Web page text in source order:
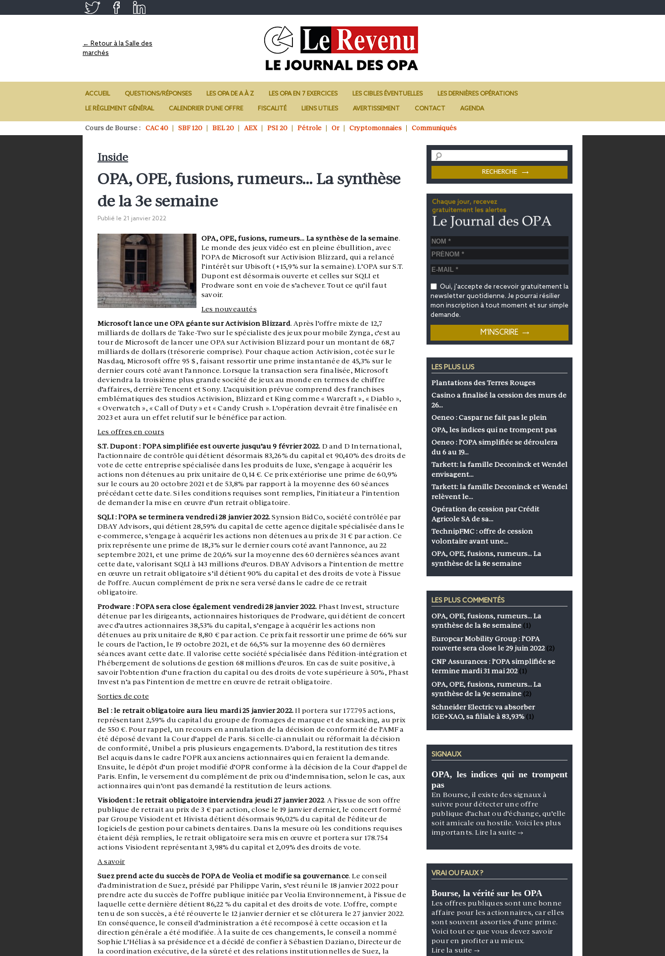
← Retour à la Salle des
marchés
ACCUEIL QUESTIONS/RÉPONSES LES OPA DE A À Z LES OPA EN 7 EXERCICES LES CIBLES ÉVENTUELLES LES DERNIÈRES OPÉRATIONS
LE RÈGLEMENT GÉNÉRAL CALENDRIER D’UNE OFFRE FISCALITÉ LIENS UTILES AVERTISSEMENT CONTACT AGENDA
Cours de Bourse : CAC 40 SBF 120 BEL 20 AEX PSI 20 Pétrole Or Cryptomonnaies Communiqués
Inside
OPA, OPE, fusions, rumeurs… La synthèse
de la 3e semaine
Publié le 21 janvier 2022
OPA, OPE, fusions, rumeurs… La synthèse de la semaine.
Le monde des jeux vidéo est en pleine ébullition, avec
l’OPA de Microsoft sur Activision Blizzard, qui a relancé
l’intérêt sur Ubisoft (+15,9% sur la semaine). L’OPA sur S.T.
Dupont est désormais ouverte et celles sur SQLI et
Prodware sont en voie de s’achever. Tout ce qu’il faut
savoir.
Les nouveautés
Microsoft lance une OPA géante sur Activision Blizzard. Après l’offre mixte de 12,7
milliards de dollars de Take-Two sur le spécialiste des jeux pour mobile Zynga, c’est au
tour de Microsoft de lancer une OPA sur Activision Blizzard pour un montant de 68,7
milliards de dollars (trésorerie comprise). Pour chaque action Activision, cotée sur le
Nasdaq, Microsoft offre 95 $, faisant ressortir une prime instantanée de 45,3% sur le
dernier cours coté avant l’annonce. Lorsque la transaction sera finalisée, Microsoft
deviendra la troisième plus grande société de jeux au monde en termes de chiffre
d’affaires, derrière Tencent et Sony. L’acquisition prévue comprend des franchises
emblématiques des studios Activision, Blizzard et King comme « Warcraft », « Diablo »,
« Overwatch », « Call of Duty » et « Candy Crush ». L’opération devrait être finalisée en
2023 et aura un effet relutif sur le bénéfice par action.
Les offres en cours
S.T. Dupont : l’OPA simplifiée est ouverte jusqu’au 9 février 2022. D and D International,
l’actionnaire de contrôle qui détient désormais 83,26% du capital et 90,40% des droits de
vote de cette entreprise spécialisée dans les produits de luxe, s’engage à acquérir les
actions non détenues au prix unitaire de 0,14 €. Ce prix extériorise une prime de 60,9%
sur le cours au 20 octobre 2021 et de 53,8% par rapport à la moyenne des 60 séances
précédant cette date. Si les conditions requises sont remplies, l’initiateur a l’intention
de demander la mise en œuvre d’un retrait obligatoire.
SQLI : l’OPA se terminera vendredi 28 janvier 2022.Synsion BidCo, société contrôlée par
DBAY Advisors, qui détient 28,59% du capital de cette agence digitale spécialisée dans le
e-commerce, s’engage à acquérir les actions non détenues au prix de 31 € par action. Ce
prix représente une prime de 18,3% sur le dernier cours coté avant l’annonce, au 22
septembre 2021, et une prime de 20,6% sur la moyenne des 60 dernières séances avant
cette date, valorisant SQLI à 143 millions d’euros. DBAY Advisors a l’intention de mettre
en œuvre un retrait obligatoire s’il détient 90% du capital et des droits de vote à l’issue
de l’offre. Aucun complément de prix ne sera versé dans le cadre de ce retrait
obligatoire.
Prodware : l’OPA sera close également vendredi 28 janvier 2022. Phast Invest, structure
détenue par les dirigeants, actionnaires historiques de Prodware, qui détient de concert
avec d’autres actionnaires 38,53% du capital, s’engage à acquérir les actions non
détenues au prix unitaire de 8,80 € par action. Ce prix fait ressortir une prime de 66% sur
le cours de l’action, le 19 octobre 2021, et de 66,5% sur la moyenne des 60 dernières
séances avant cette date. Il valorise cette société spécialisée dans l’édition-intégration et
l’hébergement de solutions de gestion 68 millions d’euros. En cas de suite positive, à
savoir l’obtention d’une fraction du capital ou des droits de vote supérieure à 50%, Phast
Invest n’a pas l’intention de mettre en œuvre de retrait obligatoire.
Sorties de cote
Bel : le retrait obligatoire aura lieu mardi 25 janvier 2022.Il portera sur 177.795 actions,
représentant 2,59% du capital du groupe de fromages de marque et de snacking, au prix
de 550 €. Pour rappel, un recours en annulation de la décision de conformité de l’AMF a
été déposé devant la Cour d’appel de Paris. Si celle-ci annulait ou réformait la décision
de conformité, Unibel a pris plusieurs engagements. D’abord, la restitution des titres
Bel acquis dans le cadre l’OPR aux anciens actionnaires qui en feraient la demande.
Ensuite, le dépôt d’un projet modifié d’OPR conforme à la décision de la Cour d’appel de
Paris. Enfin, le versement du complément de prix ou d’indemnisation, selon le cas, aux
actionnaires qui n’ont pas demandé la restitution de leurs actions.
Visiodent : le retrait obligatoire interviendra jeudi 27 janvier 2022. A l’issue de son offre
publique de retrait au prix de 3 € par action, close le 19 janvier dernier, le concert formé
par Groupe Visiodent et Hivista détient désormais 96,02% du capital de l’éditeur de
logiciels de gestion pour cabinets dentaires. Dans la mesure où les conditions requises
étaient déjà remplies, le retrait obligatoire sera mis en œuvre et portera sur 178.754
actions Visiodent représentant 3,98% du capital et 2,09% des droits de vote.
A savoir
Suez prend acte du succès de l’OPA de Veolia et modifie sa gouvernance. Le conseil
d’administration de Suez, présidé par Philippe Varin, s’est réuni le 18 janvier 2022 pour
prendre acte du succès de l’offre publique initiée par Veolia Environnement, à l’issue de
laquelle cette dernière détient 86,22 % du capital et des droits de vote. L’offre, compte
tenu de son succès, a été réouverte le 12 janvier dernier et se clôturera le 27 janvier 2022.
En conséquence, le conseil d’administration a été recomposé à cette occasion et la
direction générale a été modifiée. À la suite de ces changements, le conseil a nommé
Sophie L’Hélias à sa présidence et a décidé de confier à Sébastien Daziano, Directeur de
la coordination exécutive, de la sûreté et des relations institutionnelles de Suez, la
Oui, j'accepte de recevoir gratuitement la
newsletter quotidienne. Je pourrai résilier
mon inscription à tout moment et sur simple
demande.
LES PLUS LUS
Plantations des Terres Rouges
Casino a finalisé la cession des murs de
26…
Oeneo : Caspar ne fait pas le plein
OPA, les indices qui ne trompent pas
Oeneo : l’OPA simplifiée se déroulera
du 6 au 19…
Tarkett: la famille Deconinck et Wendel
envisagent…
Tarkett: la famille Deconinck et Wendel
relèvent le…
Opération de cession par Crédit
Agricole SA de sa…
TechnipFMC : offre de cession
volontaire avant une…
OPA, OPE, fusions, rumeurs… La
synthèse de la 8e semaine
LES PLUS COMMENTÉS
OPA, OPE, fusions, rumeurs… La
synthèse de la 8e semaine (1)
Europcar Mobility Group : l’OPA
rouverte sera close le 29 juin 2022 (2)
CNP Assurances : l’OPA simplifiée se
termine mardi 31 mai 202 (1)
OPA, OPE, fusions, rumeurs… La
synthèse de la 9e semaine (2)
Schneider Electric va absorber
IGE+XAO, sa filiale à 83,93% (1)
SIGNAUX
OPA, les indices qui ne trompent
pas
En Bourse, il existe des signaux à
suivre pour détecter une offre
publique d’achat ou d’échange, qu’elle
soit amicale ou hostile. Voici les plus
importants.Lire la suite →
VRAI OU FAUX ?
Bourse, la vérité sur les OPA
Les offres publiques sont une bonne
affaire pour les actionnaires, car elles
sont souvent assorties d’une prime.
Voici tout ce que vous devez savoir
pour en profiter au mieux.
Lire la suite →